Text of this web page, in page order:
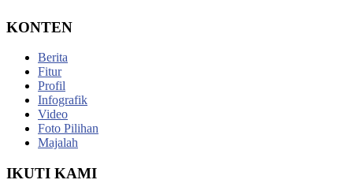
KONTEN
Berita
Fitur
Profil
Infografik
Video
Foto Pilihan
Majalah
IKUTI KAMI